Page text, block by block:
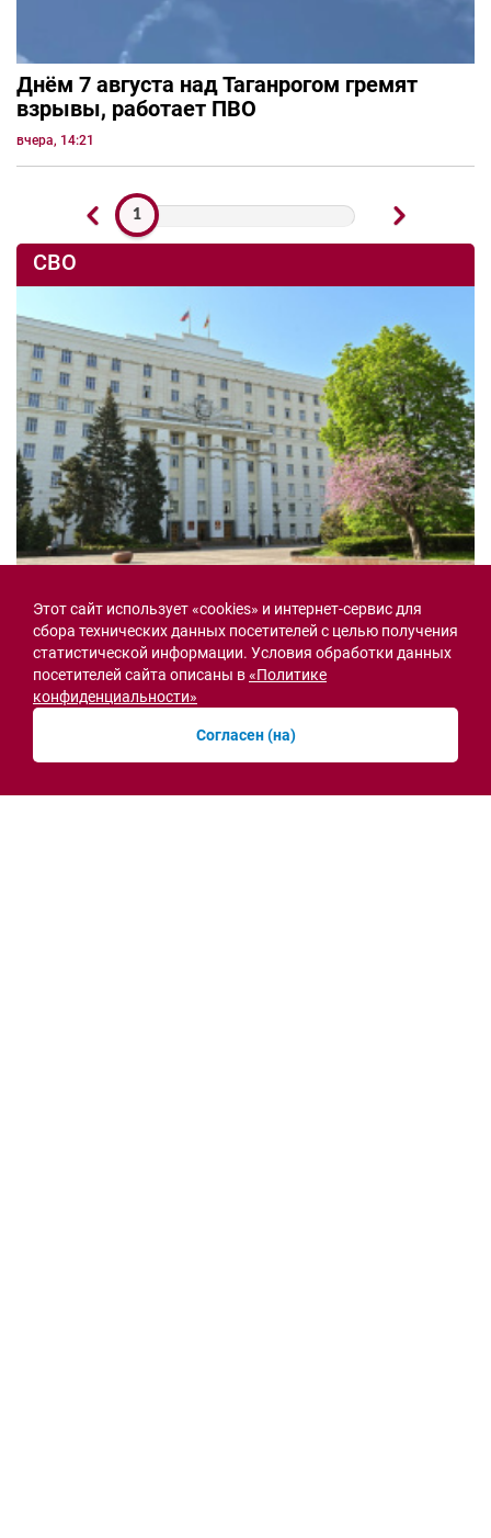
Днём 7 августа над Таганрогом гремят
взрывы, работает ПВО
вчера, 14:21
1
СВО
Семьи героев СВО с временной регистрацией
в Ростовской области смогут получить
земельный участок
30.07.2026 13:05
Этот сайт использует «cookies» и интернет-сервис для
сбора технических данных посетителей с целью получения
статистической информации. Условия обработки данных
посетителей сайта описаны в«Политике
конфиденциальности»
Согласен (на)